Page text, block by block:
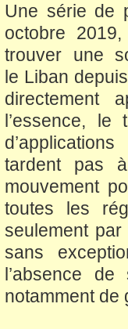
Une série de
octobre
trouver une
le Liban
directement
l’essence,
tardent pas
mouvement
toutes les
seulement
sans
l’absence
notamment de